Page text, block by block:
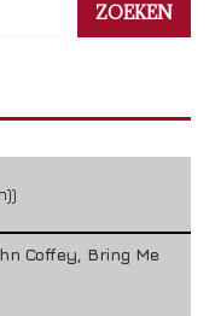
ZOEKEN
Coffey, Bring Me